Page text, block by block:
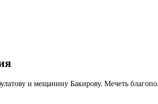
и мещанину Бакирову. Мечеть